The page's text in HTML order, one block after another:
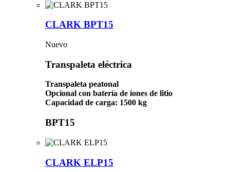
CLARK BPT15
Nuevo
Transpaleta eléctrica
Transpaleta peatonal
Opcional con batería de iones de litio
Capacidad de carga: 1500 kg
BPT15
CLARK ELP15